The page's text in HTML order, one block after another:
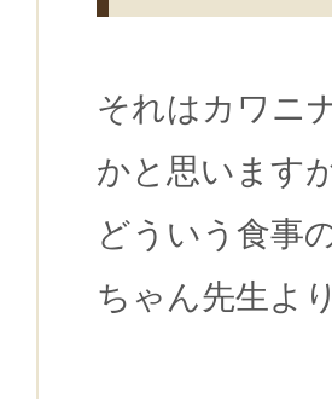
それはカワニ
かと思います
どういう食事
ちゃん先生よ